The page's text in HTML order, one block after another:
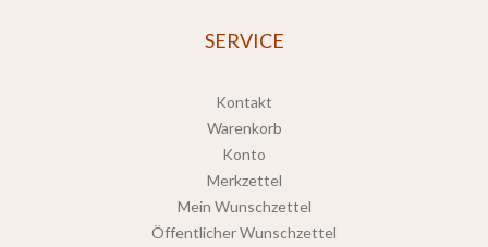
SERVICE
Kontakt
Warenkorb
Konto
Merkzettel
Mein Wunschzettel
Öffentlicher Wunschzettel